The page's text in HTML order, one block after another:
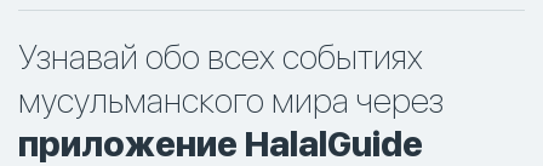
Узнавай обо всех событиях
мусульманского мира через
приложение HalalGuide